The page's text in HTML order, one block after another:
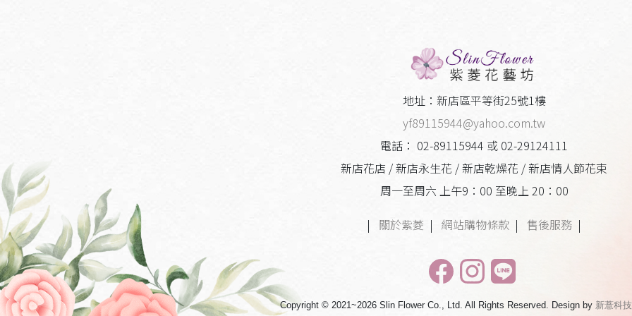
地址：新店區平等街25號1樓
yf89115944@yahoo.com.tw
電話： 02-89115944 或 02-29124111
新店花店 / 新店永生花 / 新店乾燥花 / 新店情人節花束
周一至周六 上午9：00 至晚上 20：00
|
關於紫菱 | 網站購物條款 | 售後服務 |
Copyright © 2021~2026 Slin Flower Co., Ltd. All Rights Reserved. Design by 新薏科